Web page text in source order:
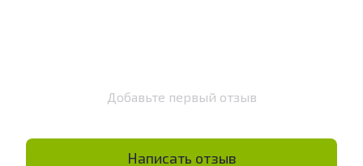
Добавьте первый отзыв
Написать отзыв